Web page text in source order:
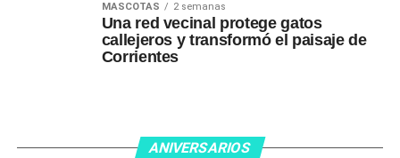
MASCOTAS 2 semanas
Una red vecinal protege gatos
callejeros y transformó el paisaje de
Corrientes
ANIVERSARIOS